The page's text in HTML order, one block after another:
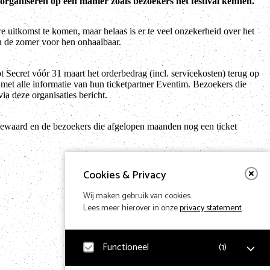
Cookies & Privacy
Wij maken gebruik van cookies.
Lees meer hierover in onzeprivacy statement.
Functioneel (1)
uitkomst te komen, maar helaas is er te veel onzekerheid over het
zomer voor hen onhaalbaar.
vóór 31 maart het orderbedrag (incl. servicekosten) terug op
alle informatie van hun ticketpartner Eventim. Bezoekers die
deze organisaties bericht.
en de bezoekers die afgelopen maanden nog een ticket